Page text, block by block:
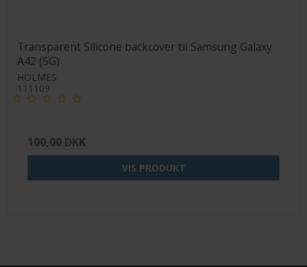
Transparent Silicone backcover til Samsung Galaxy
A42 (5G)
HOLMES
111109
100,00 DKK
VIS PRODUKT